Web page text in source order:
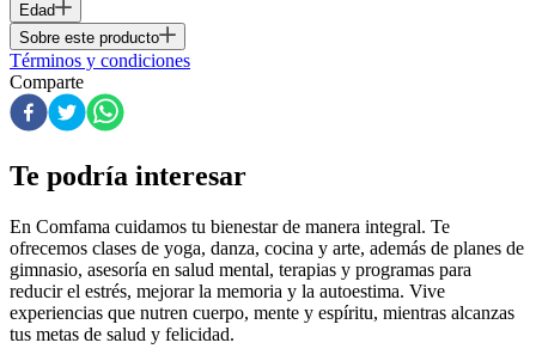
Edad
Sobre este producto
Términos y condiciones
Comparte
Te podría interesar
En Comfama cuidamos tu bienestar de manera integral. Te
ofrecemos clases de yoga, danza, cocina y arte, además de planes de
gimnasio, asesoría en salud mental, terapias y programas para
reducir el estrés, mejorar la memoria y la autoestima. Vive
experiencias que nutren cuerpo, mente y espíritu, mientras alcanzas
tus metas de salud y felicidad.